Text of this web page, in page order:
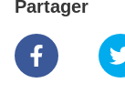
Partager